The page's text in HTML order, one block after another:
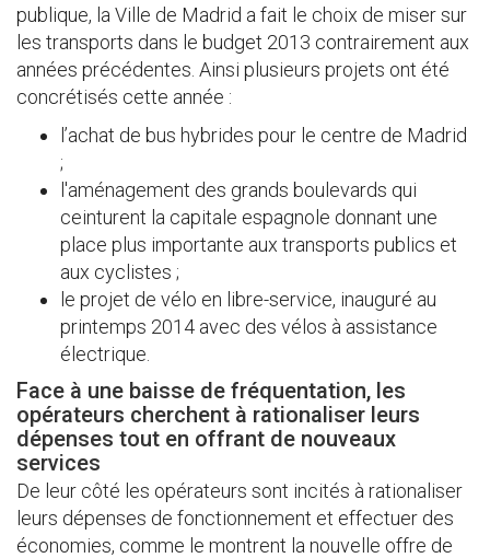
publique, la Ville de Madrid a fait le choix de miser sur
les transports dans le budget 2013 contrairement aux
années précédentes. Ainsi plusieurs projets ont été
concrétisés cette année :
l’achat de bus hybrides pour le centre de Madrid
;
l'aménagement des grands boulevards qui
ceinturent la capitale espagnole donnant une
place plus importante aux transports publics et
aux cyclistes ;
le projet de vélo en libre-service, inauguré au
printemps 2014 avec des vélos à assistance
électrique.
Face à une baisse de fréquentation, les
opérateurs cherchent à rationaliser leurs
dépenses tout en offrant de nouveaux
services
De leur côté les opérateurs sont incités à rationaliser
leurs dépenses de fonctionnement et effectuer des
économies, comme le montrent la nouvelle offre de